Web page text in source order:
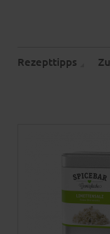
Rezepttipps